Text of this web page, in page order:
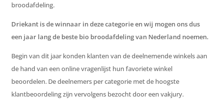
broodafdeling.
Driekant is de winnaar in deze categorie en wij mogen ons dus
een jaar lang de beste bio broodafdeling van Nederland noemen.
Begin van dit jaar konden klanten van de deelnemende winkels aan
de hand van een online vragenlijst hun favoriete winkel
beoordelen. De deelnemers per categorie met de hoogste
klantbeoordeling zijn vervolgens bezocht door een vakjury.